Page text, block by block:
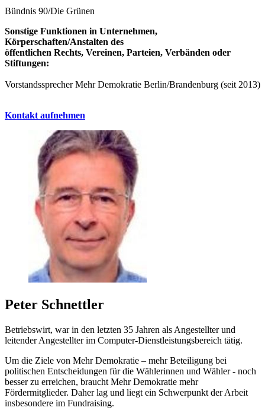
Bündnis 90/Die Grünen
Sonstige Funktionen in Unternehmen,
Körperschaften/Anstalten des
öffentlichen Rechts, Vereinen, Parteien, Verbänden oder
Stiftungen:
Vorstandssprecher Mehr Demokratie Berlin/Brandenburg (seit 2013)
Kontakt aufnehmen
Peter Schnettler
Betriebswirt, war in den letzten 35 Jahren als Angestellter und
leitender Angestellter im Computer-Dienstleistungsbereich tätig.
Um die Ziele von Mehr Demokratie – mehr Beteiligung bei
politischen Entscheidungen für die Wählerinnen und Wähler - noch
besser zu erreichen, braucht Mehr Demokratie mehr
Fördermitglieder. Daher lag und liegt ein Schwerpunkt der Arbeit
insbesondere im Fundraising.